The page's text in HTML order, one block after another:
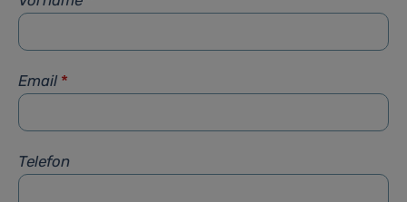
Email *
Telefon